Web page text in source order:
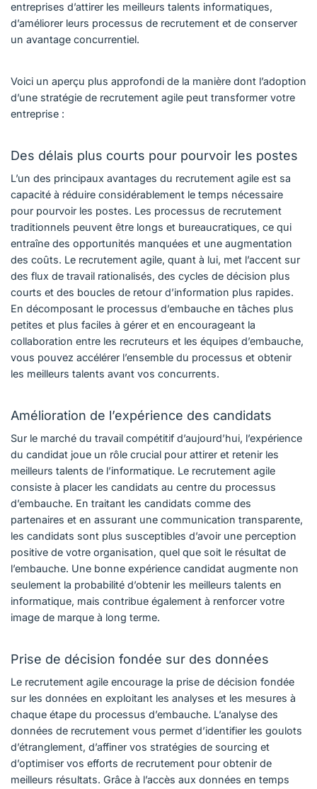
entreprises d’attirer les meilleurs talents informatiques,
d’améliorer leurs processus de recrutement et de conserver
un avantage concurrentiel.
Voici un aperçu plus approfondi de la manière dont l’adoption
d’une stratégie de recrutement agile peut transformer votre
entreprise :
Des délais plus courts pour pourvoir les postes
L’un des principaux avantages du recrutement agile est sa
capacité à réduire considérablement le temps nécessaire
pour pourvoir les postes. Les processus de recrutement
traditionnels peuvent être longs et bureaucratiques, ce qui
entraîne des opportunités manquées et une augmentation
des coûts. Le recrutement agile, quant à lui, met l’accent sur
des flux de travail rationalisés, des cycles de décision plus
courts et des boucles de retour d’information plus rapides.
En décomposant le processus d’embauche en tâches plus
petites et plus faciles à gérer et en encourageant la
collaboration entre les recruteurs et les équipes d’embauche,
vous pouvez accélérer l’ensemble du processus et obtenir
les meilleurs talents avant vos concurrents.
Amélioration de l’expérience des candidats
Sur le marché du travail compétitif d’aujourd’hui, l’expérience
du candidat joue un rôle crucial pour attirer et retenir les
meilleurs talents de l’informatique. Le recrutement agile
consiste à placer les candidats au centre du processus
d’embauche. En traitant les candidats comme des
partenaires et en assurant une communication transparente,
les candidats sont plus susceptibles d’avoir une perception
positive de votre organisation, quel que soit le résultat de
l’embauche. Une bonne expérience candidat augmente non
seulement la probabilité d’obtenir les meilleurs talents en
informatique, mais contribue également à renforcer votre
image de marque à long terme.
Prise de décision fondée sur des données
Le recrutement agile encourage la prise de décision fondée
sur les données en exploitant les analyses et les mesures à
chaque étape du processus d’embauche. L’analyse des
données de recrutement vous permet d’identifier les goulots
d’étranglement, d’affiner vos stratégies de sourcing et
d’optimiser vos efforts de recrutement pour obtenir de
meilleurs résultats. Grâce à l’accès aux données en temps